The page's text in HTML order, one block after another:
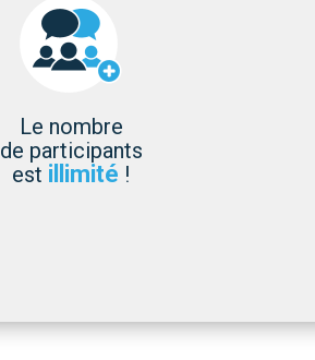
Le nombre
de participants
est illimité !